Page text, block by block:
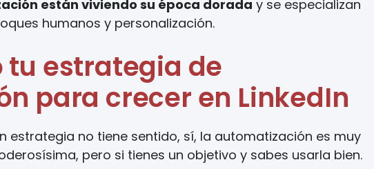
están viviendo su época dorada y se especializan
humanos y personalización.
estrategia de
para crecer en LinkedIn
estrategia no tiene sentido, sí, la automatización es muy
pero si tienes un objetivo y sabes usarla bien.